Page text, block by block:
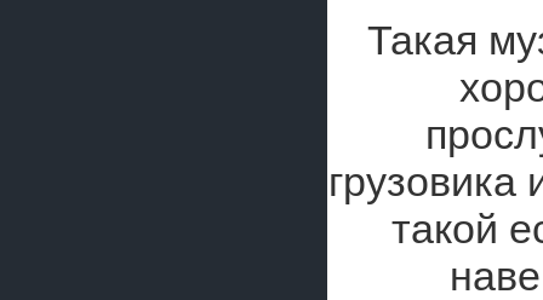
Такая
грузовика
такой